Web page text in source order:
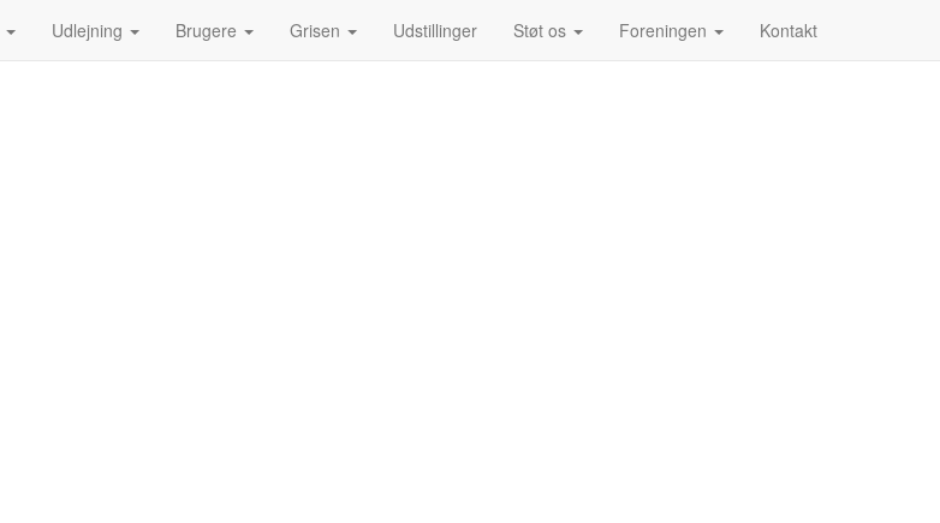
Udlejning Brugere Grisen Udstillinger Støt os Foreningen Kontakt